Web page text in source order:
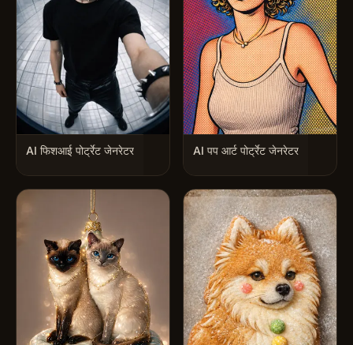
AI फिशआई पोर्ट्रेट जेनरेटर AI पप आर्ट पोर्ट्रेट जेनरेटर